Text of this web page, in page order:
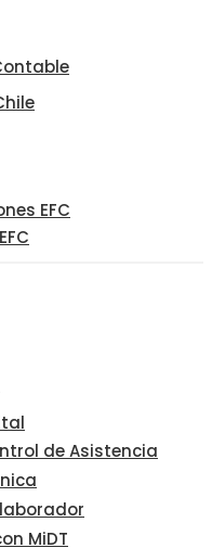
EFC
de Asistencia
MiDT